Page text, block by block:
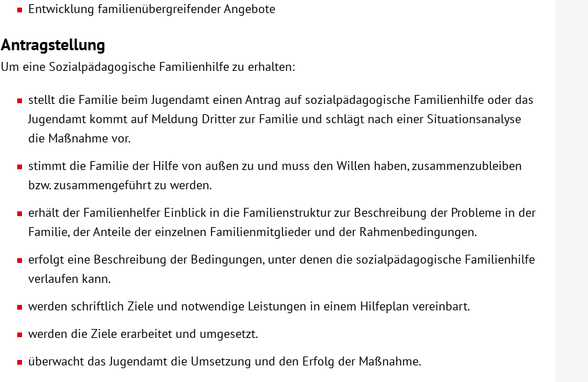
Entwicklung familienübergreifender Angebote
Antragstellung
Um eine Sozialpädagogische Familienhilfe zu erhalten:
stellt die Familie beim Jugendamt einen Antrag auf sozialpädagogische Familienhilfe oder das
Jugendamt kommt auf Meldung Dritter zur Familie und schlägt nach einer Situationsanalyse
die Maßnahme vor.
stimmt die Familie der Hilfe von außen zu und muss den Willen haben, zusammenzubleiben
bzw. zusammengeführt zu werden.
erhält der Familienhelfer Einblick in die Familienstruktur zur Beschreibung der Probleme in der
Familie, der Anteile der einzelnen Familienmitglieder und der Rahmenbedingungen.
erfolgt eine Beschreibung der Bedingungen, unter denen die sozialpädagogische Familienhilfe
verlaufen kann.
werden schriftlich Ziele und notwendige Leistungen in einem Hilfeplan vereinbart.
werden die Ziele erarbeitet und umgesetzt.
überwacht das Jugendamt die Umsetzung und den Erfolg der Maßnahme.